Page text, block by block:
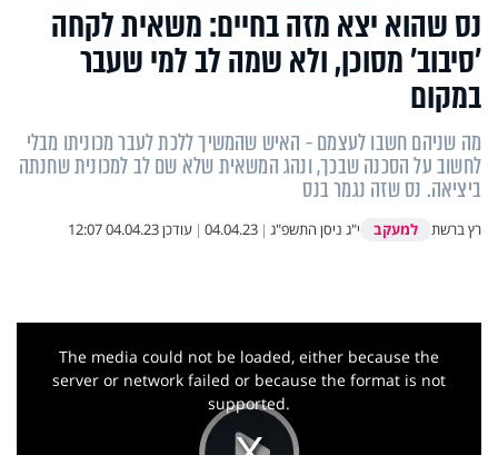
נס שהוא יצא מזה בחיים: משאית לקחה
'סיבוב' מסוכן, ולא שמה לב למי שעבר
במקום
מה שניהם חשבו לעצמם - האיש שהמשיך ללכת לעבר מכוניתו מבלי
לחשוב על הסכנה שבכך, ונהג המשאית שלא שם לב למכונית שחנתה
ביציאה. נס שזה נגמר בנס
רץ ברשת למעקב י"ג ניסן התשפ"ג |
04.04.23
| עודכן04.04.23 12:07
This
The media could not be loaded, either because the
server or network failed or because the format is not
supported.